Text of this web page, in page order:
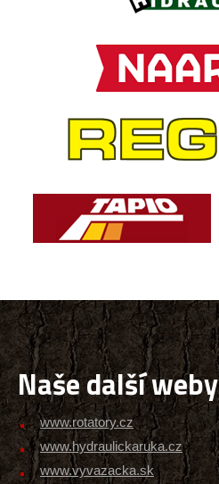
Naše další weby
www.rotatory.cz
www.hydraulickaruka.cz
www.vyvazacka.sk